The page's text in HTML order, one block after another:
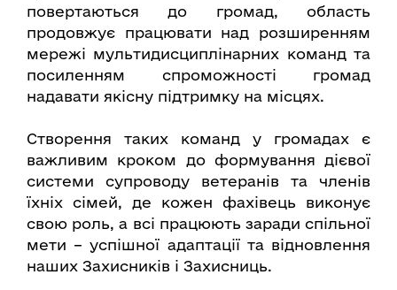
повертаються до громад, область
продовжує працювати над розширенням
мережі мультидисциплінарних команд та
посиленням спроможності громад
надавати якісну підтримку на місцях.
Створення таких команд у громадах є
важливим кроком до формування дієвої
системи супроводу ветеранів та членів
їхніх сімей, де кожен фахівець виконує
свою роль, а всі працюють заради спільної
мети – успішної адаптації та відновлення
наших Захисників і Захисниць.